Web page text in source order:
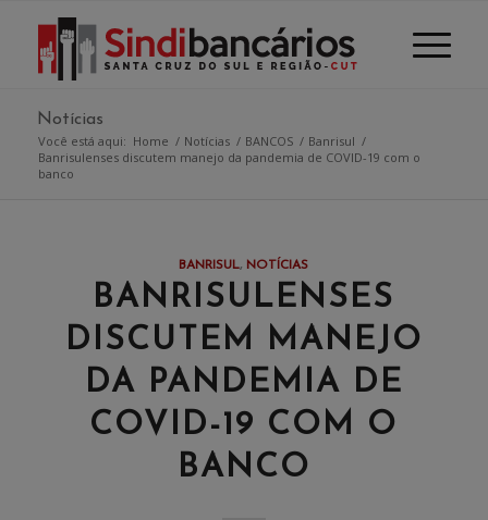
Notícias
Você está aqui: Home / Notícias / BANCOS / Banrisul /
Banrisulenses discutem manejo da pandemia de COVID-19 com o
banco
BANRISUL, NOTÍCIAS
BANRISULENSES
DISCUTEM MANEJO
DA PANDEMIA DE
COVID-19 COM O
BANCO